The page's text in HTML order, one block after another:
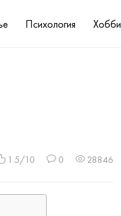
Психология Хобби
1.5/10 0 28846